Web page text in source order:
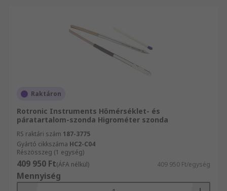
Raktáron
Rotronic Instruments Hőmérséklet- és
páratartalom-szonda Higrométer szonda
RS raktári szám 187-3775
Gyártó cikkszáma HC2-C04
Részösszeg (1 egység)
409 950 Ft(ÁFA nélkül) 409 950 Ft/egység
Mennyiség